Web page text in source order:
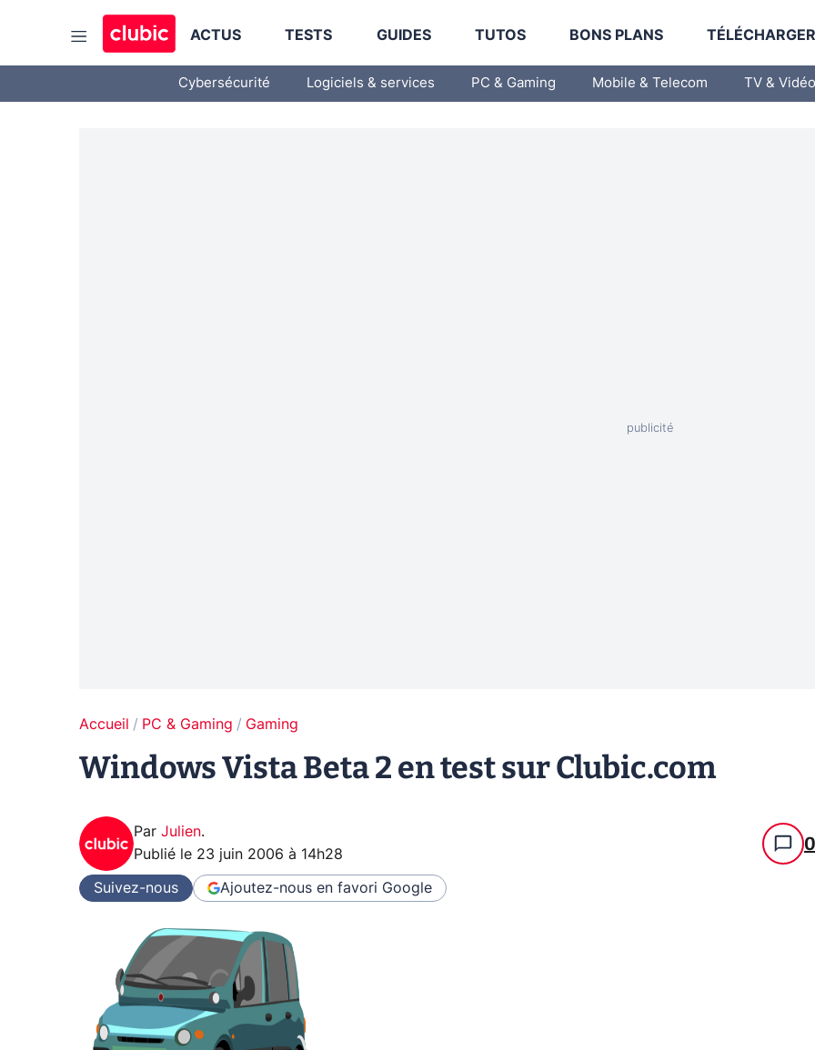
ACTUS TESTS GUIDES TUTOS BONS PLANS
Cybersécurité Logiciels & services PC & Gaming Mobile & Telecom TV & Vidéo
Accueil PC & Gaming Gaming
Windows Vista Beta 2 en test sur Clubic.com
Par Julien.
Publié le 23 juin 2006 à 14h28 0
Suivez-nous Ajoutez-nous en favori Google